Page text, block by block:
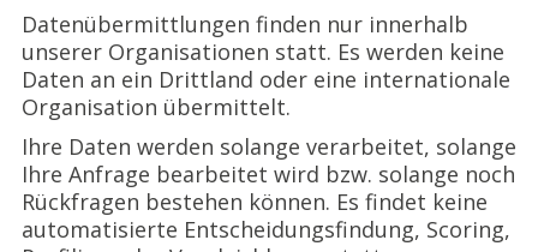
Datenübermittlungen finden nur innerhalb
unserer Organisationen statt. Es werden keine
Daten an ein Drittland oder eine internationale
Organisation übermittelt.
Ihre Daten werden solange verarbeitet, solange
Ihre Anfrage bearbeitet wird bzw. solange noch
Rückfragen bestehen können. Es findet keine
automatisierte Entscheidungsfindung, Scoring,